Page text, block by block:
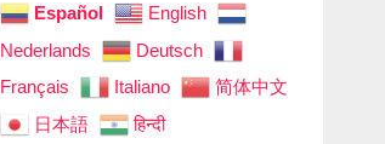
Español
English
Nederlands
Deutsch
Français
Italiano
简体中文
日本語
हिन्दी